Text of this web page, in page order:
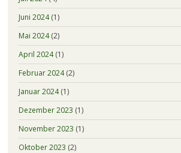
Juni 2024(1)
Mai 2024(2)
April 2024(1)
Februar 2024(2)
Januar 2024(1)
Dezember 2023 (1)
November 2023 (1)
Oktober 2023 (2)